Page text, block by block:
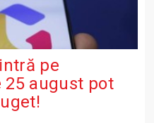
pe
25 august pot